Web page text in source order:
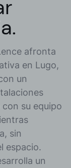
afronta
en Lugo,
un
su equipo
sin
espacio.
un